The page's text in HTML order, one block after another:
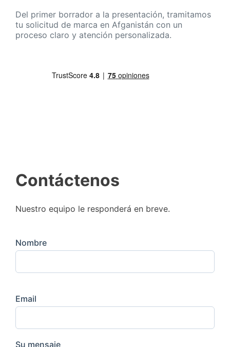
Del primer borrador a la presentación, tramitamos
tu solicitud de marca en Afganistán con un
proceso claro y atención personalizada.
Contáctenos
Nuestro equipo le responderá en breve.
Nombre
Email
Su mensaje